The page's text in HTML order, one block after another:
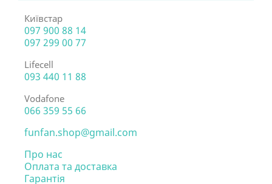
Київстар
097 900 88 14
097 299 00 77
Lifecell
093 440 11 88
Vodafone
066 359 55 66
funfan.shop@gmail.com
Про нас
Оплата та доставка
Гарантія